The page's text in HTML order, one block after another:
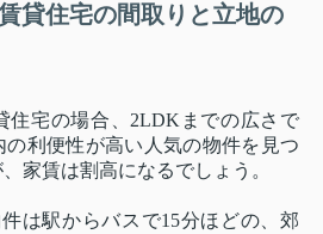
貸住宅の間取りと立地の
住宅の場合、2LDKまでの広さで
利便性が高い人気の物件を見つ
家賃は割高になるでしょう。
は駅からバスで15分ほどの、郊